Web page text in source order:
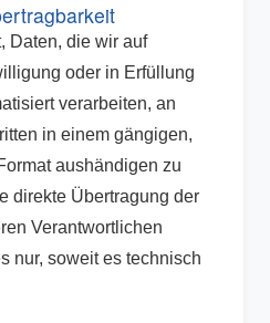
Daten, die wir auf
oder in Erfüllung
verarbeiten, an
in einem gängigen,
aushändigen zu
direkte Übertragung der
Verantwortlichen
nur, soweit es technisch